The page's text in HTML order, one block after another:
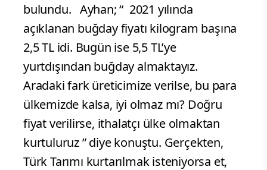
bulundu. Ayhan; “ 2021 yılında
açıklanan buğday fiyatı kilogram başına
2,5 TL idi. Bugün ise 5,5 TL’ye
yurtdışından buğday almaktayız.
Aradaki fark üreticimize verilse, bu para
ülkemizde kalsa, iyi olmaz mı? Doğru
fiyat verilirse, ithalatçı ülke olmaktan
kurtuluruz ” diye konuştu. Gerçekten,
Türk Tarımı kurtarılmak isteniyorsa et,